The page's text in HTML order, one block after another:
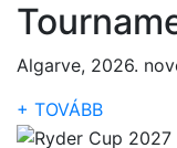
Algarve, 2026.
+ TOVÁBB